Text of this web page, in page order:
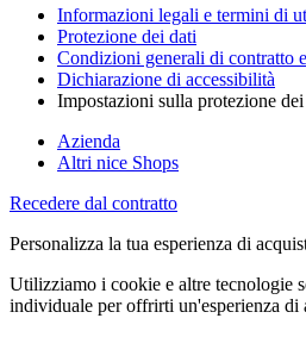
Informazioni legali e termini di
Protezione dei dati
Condizioni generali di contratto
Dichiarazione di accessibilità
Impostazioni sulla protezione
Azienda
Altri nice Shops
Recedere dal contratto
Personalizza la tua esperienza di
Utilizziamo i cookie e altre tecnologie
individuale per offrirti un'esperienza di